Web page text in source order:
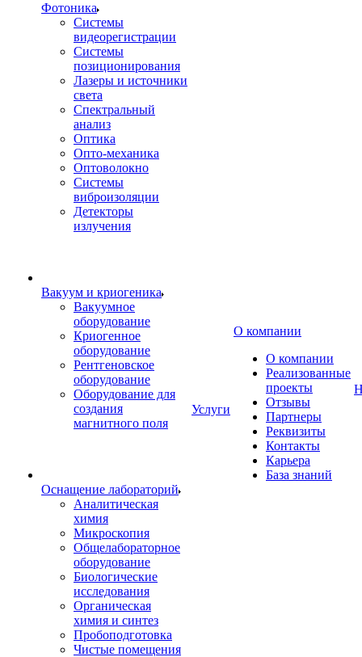
Фотоника
Cистемы
видеорегистрации
Системы
позиционирования
Лазеры и источники
света
Спектральный
анализ
Оптика
Опто-механика
Оптоволокно
Системы
виброизоляции
Детекторы
излучения
Вакуум и криогеника
Вакуумное
оборудование
Криогенное
оборудование
Рентгеновское
оборудование
Оборудование для
создания
магнитного поля
Оснащение лабораторий
Аналитическая
химия
Микроскопия
Общелабораторное
оборудование
Биологические
исследования
Органическая
химия и синтез
Пробоподготовка
Чистые помещения
Услуги
О компании
О компании
Реализованные
проекты
Отзывы
Партнеры
Реквизиты
Контакты
Карьера
База знаний